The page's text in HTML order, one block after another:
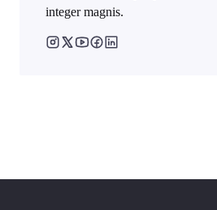
integer magnis.